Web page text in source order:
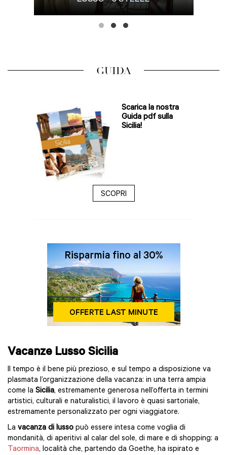
GUIDA
Scarica la nostra
Guida pdf sulla
Sicilia!
SCOPRI
Vacanze Lusso Sicilia
Il tempo è il bene più prezioso, e sul tempo a disposizione va
plasmata l’organizzazione della vacanza: in una terra ampia
come la Sicilia, estremamente generosa nell’offerta in termini
artistici, culturali e naturalistici, il lavoro è quasi sartoriale,
estremamente personalizzato per ogni viaggiatore.
La vacanza di lusso può essere intesa come voglia di
mondanità, di aperitivi al calar del sole, di mare e di shopping: a
Taormina, località che, partendo da Goethe, ha ispirato e